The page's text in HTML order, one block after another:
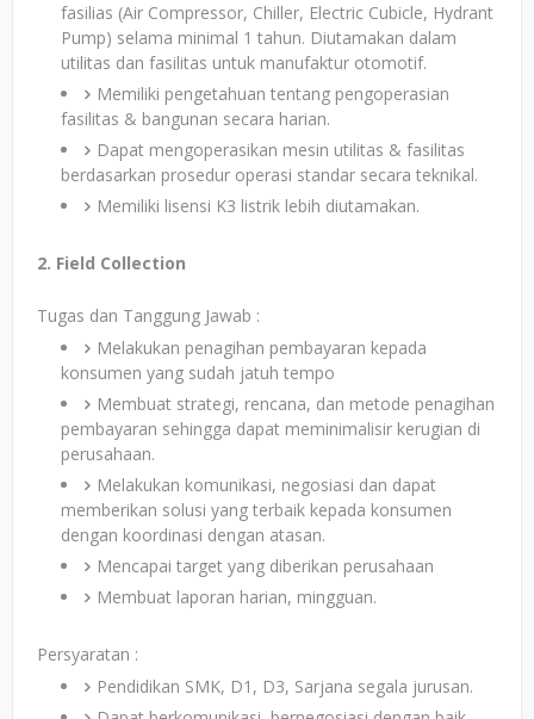
fasilias (Air Compressor, Chiller, Electric Cubicle, Hydrant
Pump) selama minimal 1 tahun. Diutamakan dalam
utilitas dan fasilitas untuk manufaktur otomotif.
Memiliki pengetahuan tentang pengoperasian
fasilitas & bangunan secara harian.
Dapat mengoperasikan mesin utilitas & fasilitas
berdasarkan prosedur operasi standar secara teknikal.
Memiliki lisensi K3 listrik lebih diutamakan.
2. Field Collection
Tugas dan Tanggung Jawab :
Melakukan penagihan pembayaran kepada
konsumen yang sudah jatuh tempo
Membuat strategi, rencana, dan metode penagihan
pembayaran sehingga dapat meminimalisir kerugian di
perusahaan.
Melakukan komunikasi, negosiasi dan dapat
memberikan solusi yang terbaik kepada konsumen
dengan koordinasi dengan atasan.
Mencapai target yang diberikan perusahaan
Membuat laporan harian, mingguan.
Persyaratan :
Pendidikan SMK, D1, D3, Sarjana segala jurusan.